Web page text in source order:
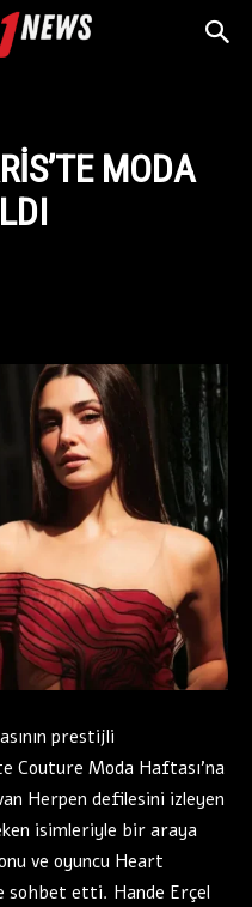
MODA
prestijli
Couture Moda Haftası’na
Herpen defilesini izleyen
isimleriyle bir araya
ve oyuncu Heart
sohbet etti. Hande Erçel